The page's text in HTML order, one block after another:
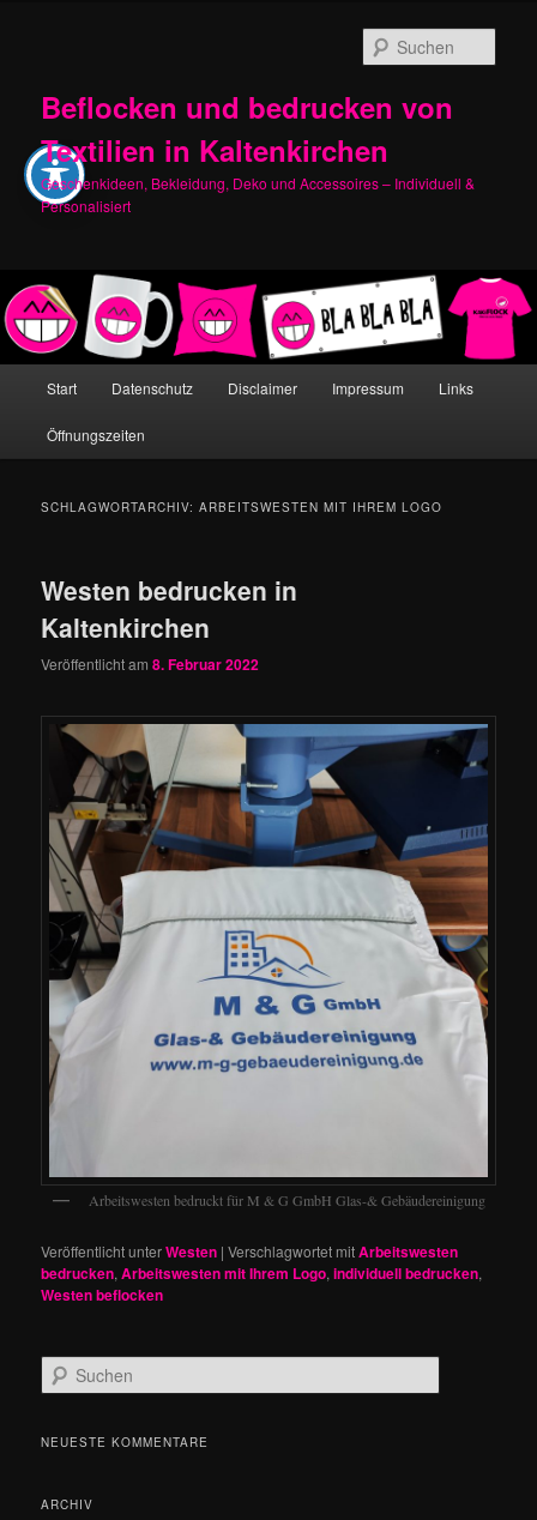
Beflocken und bedrucken von
Textilien in Kaltenkirchen
Geschenkideen, Bekleidung, Deko und Accessoires – Individuell &
Personalisiert
Start Datenschutz Disclaimer Impressum Links
Öffnungszeiten
SCHLAGWORTARCHIV:ARBEITSWESTEN MIT IHREM LOGO
Westen bedrucken in
Kaltenkirchen
Veröffentlicht am8. Februar 2022
Arbeitswesten bedruckt für M & G GmbH Glas-& Gebäudereinigung
Veröffentlicht unterWesten |Verschlagwortet mitArbeitswesten
bedrucken,Arbeitswesten mit Ihrem Logo,individuell bedrucken,
Westen beflocken
u
h
NEUESTE KOMMENTARE
ARCHIV